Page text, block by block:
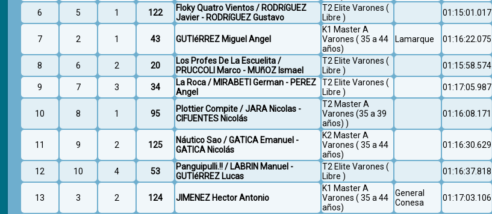
6 5 1 122
Floky Quatro Vientos / RODRíGUEZ
Javier - RODRíGUEZ Gustavo
T2 Elite Varones (
Libre )
01:15:01.017
7 2 1 43 GUTIéRREZ Miguel Angel
K1 Master A
Varones ( 35 a 44
años)
Lamarque 01:16:22.075
8 6 2 20
Los Profes De La Escuelita /
PRUCCOLI Marco - MUñOZ Ismael
T2 Elite Varones (
Libre )
01:15:58.574
9 7 3 34
La Roca / MIRABETI German - PEREZ
Angel
T2 Elite Varones (
Libre )
01:17:05.987
10 8 1 95
Plottier Compite / JARA Nicolas -
CIFUENTES Nicolás
T2 Master A
Varones (35 a 39
años) )
01:16:08.171
11 9 2 125
Náutico Sao / GATICA Emanuel -
GATICA Nicolás
K2 Master A
Varones ( 35 a 44
años)
01:16:30.629
12 10 4 53
Panguipulli.!! / LABRIN Manuel -
GUTIéRREZ Lucas
T2 Elite Varones (
Libre )
01:16:37.818
13 3 2 124 JIMENEZ Hector Antonio
K1 Master A
Varones ( 35 a 44
años)
General
Conesa
01:17:03.106